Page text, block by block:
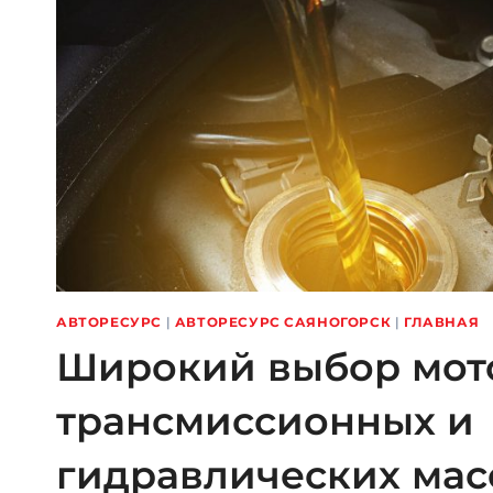
АВТОРЕСУРС | АВТОРЕСУРС САЯНОГОРСК | ГЛАВНАЯ
Широкий выбор
трансмиссионных и
гидравлических